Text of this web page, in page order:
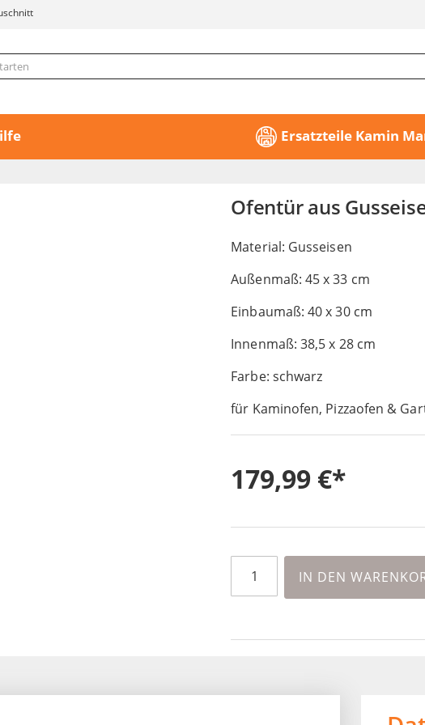
Ersatzteile Kamin
Ofentür aus
Material: Gusseisen
Außenmaß: 45 x 33 cm
Einbaumaß: 40 x 30 cm
Innenmaß: 38,5 x 28 cm
Farbe: schwarz
für Kaminofen, Pizzaofen &
179,99 €
IN DEN